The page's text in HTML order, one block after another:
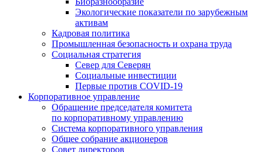
Экологические показатели по зарубежным
активам
Кадровая политика
Промышленная безопасность и охрана труда
Социальная стратегия
Север для Северян
Социальные инвестиции
Первые против COVID‑19
Корпоративное управление
Обращение председателя комитета
по корпоративному управлению
Система корпоративного управления
Общее собрание акционеров
Совет директоров